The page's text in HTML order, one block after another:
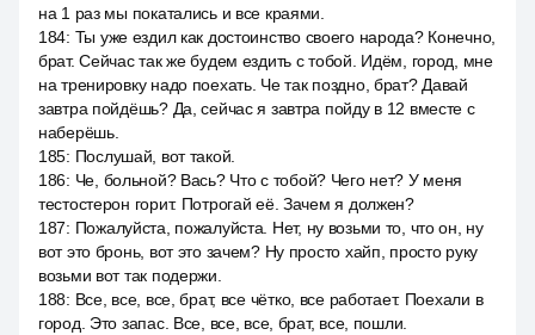
на 1 раз мы покатались и все краями.
184: Ты уже ездил как достоинство своего народа? Конечно,
брат. Сейчас так же будем ездить с тобой. Идём, город, мне
на тренировку надо поехать. Че так поздно, брат? Давай
завтра пойдёшь? Да, сейчас я завтра пойду в 12 вместе с
наберёшь.
185: Послушай, вот такой.
186: Че, больной? Вась? Что с тобой? Чего нет? У меня
тестостерон горит. Потрогай её. Зачем я должен?
187: Пожалуйста, пожалуйста. Нет, ну возьми то, что он, ну
вот это бронь, вот это зачем? Ну просто хайп, просто руку
возьми вот так подержи.
188: Все, все, все, брат, все чётко, все работает. Поехали в
город. Это запас. Все, все, все, брат, все, пошли.